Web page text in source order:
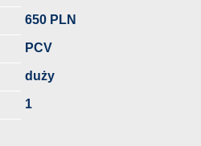
650 PLN
PCV
duży
1